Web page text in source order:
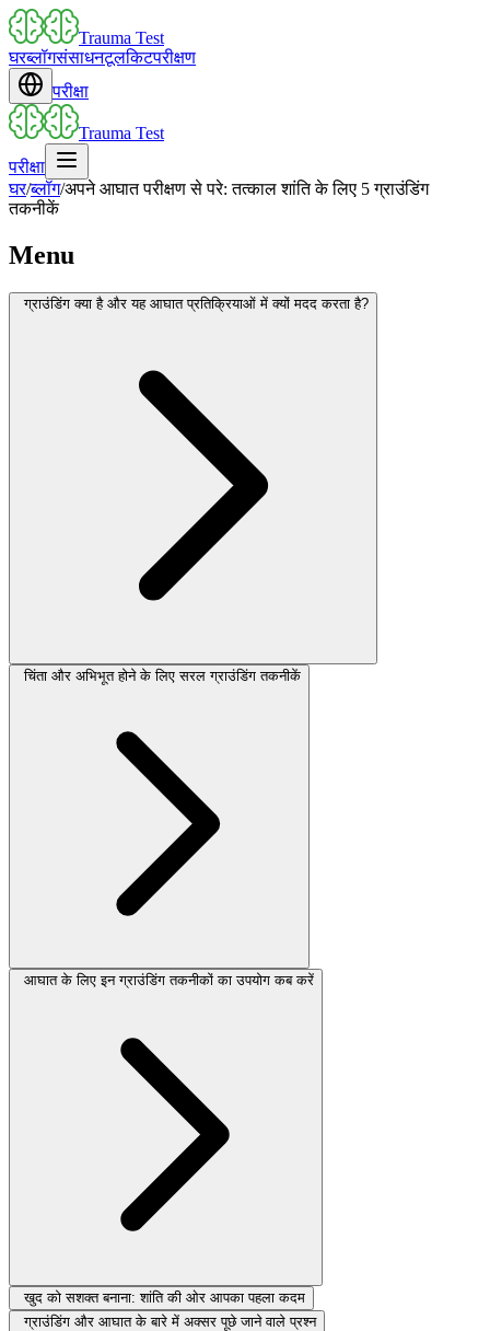
Trauma Test
घरब्लॉगसंसाधनटूलकिटपरीक्षण
परीक्षा
Trauma Test
परीक्षा
घर/ब्लॉग/अपने आघात परीक्षण से परे: तत्काल शांति के लिए 5 ग्राउंडिंग
तकनीकें
Menu
ग्राउंडिंग क्या है और यह आघात प्रतिक्रियाओं में क्यों मदद करता है?
चिंता और अभिभूत होने के लिए सरल ग्राउंडिंग तकनीकें
आघात के लिए इन ग्राउंडिंग तकनीकों का उपयोग कब करें
खुद को सशक्त बनाना: शांति की ओर आपका पहला कदम
ग्राउंडिंग और आघात के बारे में अक्सर पूछे जाने वाले प्रश्न